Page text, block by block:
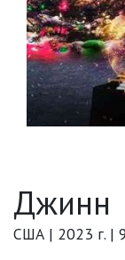
Джинн
США | 2023 г. |